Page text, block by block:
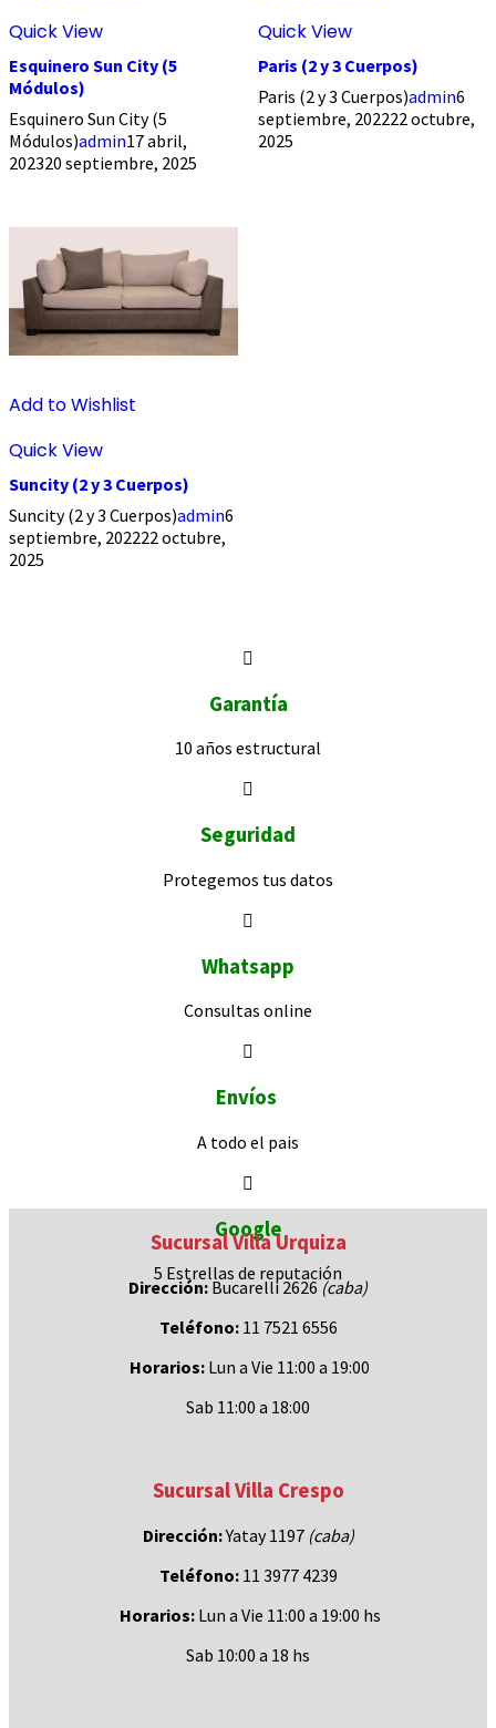
Quick View
Esquinero Sun City (5
Módulos)
Esquinero Sun City (5
Módulos)admin17 abril,
202320 septiembre, 2025
Quick View
Paris (2 y 3 Cuerpos)
Paris (2 y 3 Cuerpos)admin6
septiembre, 202222 octubre,
2025
Add to Wishlist
Quick View
Suncity (2 y 3 Cuerpos)
Suncity (2 y 3 Cuerpos)admin6
septiembre, 202222 octubre,
2025
Garantía
10 años estructural
Seguridad
Protegemos tus datos
Whatsapp
Consultas online
Envíos
A todo el pais
Google
5 Estrellas de reputación
Sucursal Villa Urquiza
Dirección:Bucarelli 2626(caba)
Teléfono:11 7521 6556
Horarios: Lun a Vie 11:00 a 19:00
Sab 11:00 a 18:00
Sucursal Villa Crespo
Dirección:Yatay 1197 (caba)
Teléfono:11 3977 4239
Horarios:Lun a Vie 11:00 a 19:00 hs
Sab 10:00 a 18 hs